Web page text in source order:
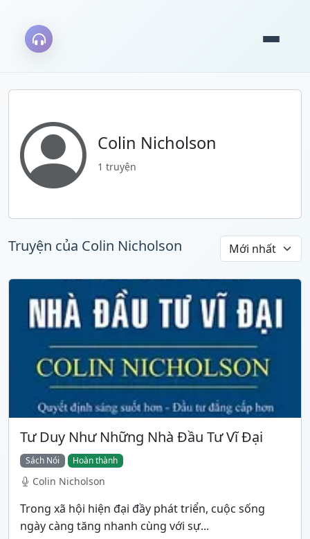
Colin Nicholson
1 truyện
Truyện của Colin Nicholson
Tư Duy Như Những Nhà Đầu Tư Vĩ Đại
Sách Nói Hoàn thành
Colin Nicholson
Trong xã hội hiện đại đầy phát triển, cuộc sống
ngày càng tăng nhanh cùng với sự...